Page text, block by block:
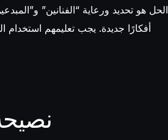
الحل هو تحديد ورعاية “الفنانين”
أفكارًا جديدة. يجب تعليمهم استخدام